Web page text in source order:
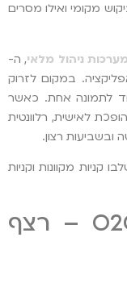
מקומי ואילו מסרים
מערכות ניהול מלאי, ה-
במקום לזרוק
לתמונה אחת. כאשר
לאישית, רלוונטית
ובשביעות רצון.
מסע הלקוח בעולם O2O – רצף